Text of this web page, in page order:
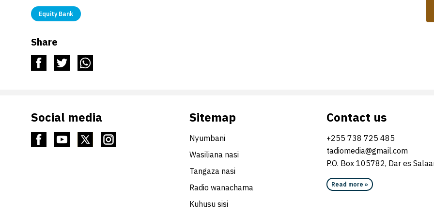
Equity Bank
Share
Social media Sitemap
Nyumbani
Wasiliana nasi
Tangaza nasi
Radio wanachama
Kuhusu sisi
Contact us
+255 738 725 485
tadiomedia@gmail.com
P.O. Box 105782, Dar es
Read more »